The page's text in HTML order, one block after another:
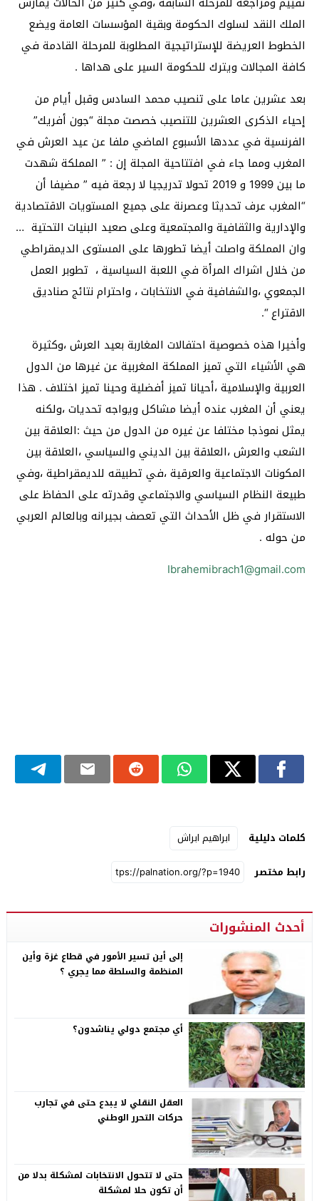
الملك النقد لسلوك الحكومة وبقية المؤسسات العامة ويضع
الخطوط العريضة للإستراتيجية المطلوبة للمرحلة القادمة في
كافة المجالات ويترك للحكومة السير على هداها .
بعد عشرين عاما على تنصيب محمد السادس وقبل أيام من
إحياء الذكرى العشرين للتنصيب خصصت مجلة “جون أفريك”
الفرنسية في عددها الأسبوع الماضي ملفا عن عيد العرش في
المغرب ومما جاء في افتتاحية المجلة إن : ” المملكة شهدت
ما بين 1999 و 2019 تحولا تدريجيا لا رجعة فيه ” مضيفا أن
“المغرب عرف تحديثا وعصرنة على جميع المستويات الاقتصادية
والإدارية والثقافية والمجتمعية وعلى صعيد البنيات التحتية …
وان المملكة واصلت أيضا تطورها على المستوى الديمقراطي
من خلال اشراك المرأة في اللعبة السياسية ، تطوبر العمل
الجمعوي ،والشفافية في الانتخابات ، واحترام نتائج صناديق
الاقتراع “.
وأخيرا هذه خصوصية احتفالات المغاربة بعيد العرش ،وكثيرة
هي الأشياء التي تميز المملكة المغربية عن غيرها من الدول
العربية والإسلامية ،أحيانا تميز أفضلية وحينا تميز اختلاف . هذا
يعني أن المغرب عنده أيضا مشاكل ويواجه تحديات ،ولكنه
يمثل نموذجا مختلفا عن غيره من الدول من حيث :العلاقة بين
الشعب والعرش ،العلاقة بين الديني والسياسي ،العلاقة بين
المكونات الاجتماعية والعرقية ،في تطبيقه للديمقراطية ،وفي
طبيعة النظام السياسي والاجتماعي وقدرته على الحفاظ على
الاستقرار في ظل الأحداث التي تعصف بجيرانه وبالعالم العربي
من حوله .
Ibrahemibrach1@gmail.com
كلمات دليلية
ابراهيم ابراش
رابط مختصر
أحدث المنشورات
إلى أين تسير الأمور في قطاع غزة وأين
المنظمة والسلطة مما يجري ؟
أي مجتمع دولي يناشدون؟
العقل النقلي لا يبدع حتى في تجارب
حركات التحرر الوطني
حتى لا تتحول الانتخابات لمشكلة بدلا من
أن تكون حلا لمشكلة